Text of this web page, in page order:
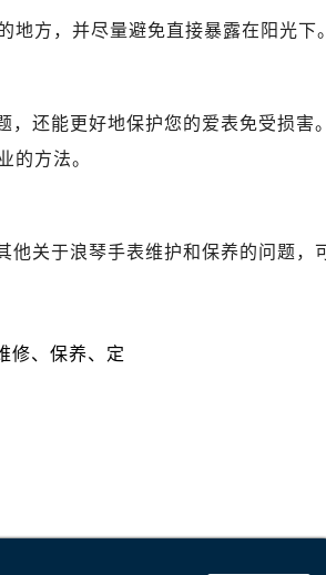
（需提前预约）
室（需提前预约）
需提前预约）
（需提前预约）
前预约）
提前预约）
楼（鄂尔多斯大厦）23层2326室（需提
01室（需提前预约）
预约）
）
方，并尽量避免直接暴露在阳光下。
还能更好地保护您的爱表免受损害。
的方法。
他关于浪琴手表维护和保养的问题，